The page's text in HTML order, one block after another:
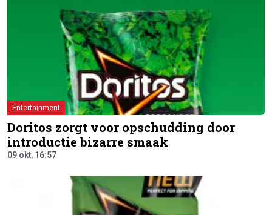
Entertainment
Doritos zorgt voor opschudding door
introductie bizarre smaak
09 okt, 16:57